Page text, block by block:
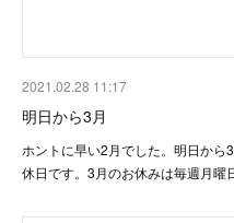
2021.02.28 11:17
明日から3月
ホントに早い2月でした。明日か
休日です。3月のお休みは毎週月